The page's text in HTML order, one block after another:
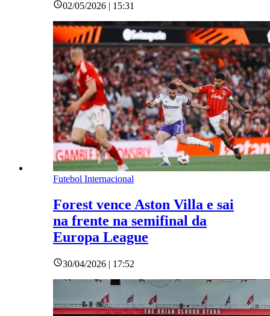
02/05/2026 | 15:31
Futebol Internacional
Forest vence Aston Villa e sai
na frente na semifinal da
Europa League
30/04/2026 | 17:52